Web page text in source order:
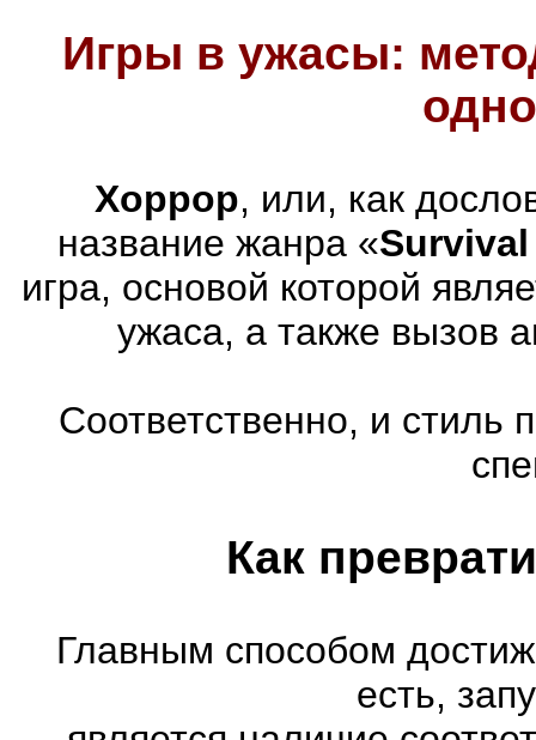
Игры в ужасы:
Хоррор, или, как
название жанра «
игра, основой которой
ужаса, а также вызов
Соответственно, и стиль
Как
Главным способом
есть,